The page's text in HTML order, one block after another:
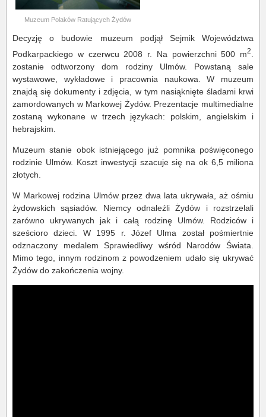
Muzeum Polaków Ratujących Żydów
Decyzję o budowie muzeum podjął Sejmik Województwa
Podkarpackiego w czerwcu 2008 r. Na powierzchni 500 m2
zostanie odtworzony dom rodziny Ulmów. Powstaną sale
wystawowe, wykładowe i pracownia naukowa. W muzeum
znajdą się dokumenty i zdjęcia, w tym nasiąknięte śladami krwi
zamordowanych w Markowej Żydów. Prezentacje multimedialne
zostaną wykonane w trzech językach: polskim, angielskim i
hebrajskim.
Muzeum stanie obok istniejącego już pomnika poświęconego
rodzinie Ulmów. Koszt inwestycji szacuje się na ok 6,5 miliona
złotych.
W Markowej rodzina Ulmów przez dwa lata ukrywała, aż ośmiu
żydowskich sąsiadów. Niemcy odnaleźli Żydów i rozstrzelali
zarówno ukrywanych jak i całą rodzinę Ulmów. Rodziców i
sześcioro dzieci. W 1995 r. Józef Ulma został pośmiertnie
odznaczony medalem Sprawiedliwy wśród Narodów Świata.
Mimo tego, innym rodzinom z powodzeniem udało się ukrywać
Żydów do zakończenia wojny.